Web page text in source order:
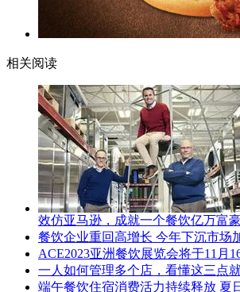
相关阅读
效仿亚马逊，成就一个餐饮亿万富
餐饮企业重回高增长 今年下沉市场
ACE2023亚洲餐饮展览会将于11月
一人如何管理多个店，看懂这三点
端午餐饮住宿消费活力持续释放 夏